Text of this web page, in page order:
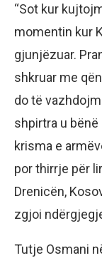
“Sot kur
momentin kur
gjunjëzuar.
shkruar me
do të
shpirtra u
krisma e
por thirrje për
Drenicën,
zgjoi
Tutje Osmani